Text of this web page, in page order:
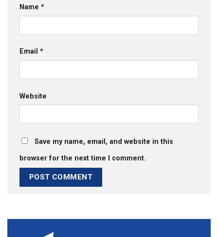
Name *
Email *
Website
Save my name, email, and website in this
browser for the next time I comment.